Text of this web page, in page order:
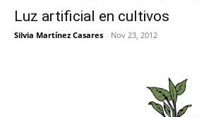
Luz artificial en cultivos
Silvia Martínez Casares - Nov 23, 2012